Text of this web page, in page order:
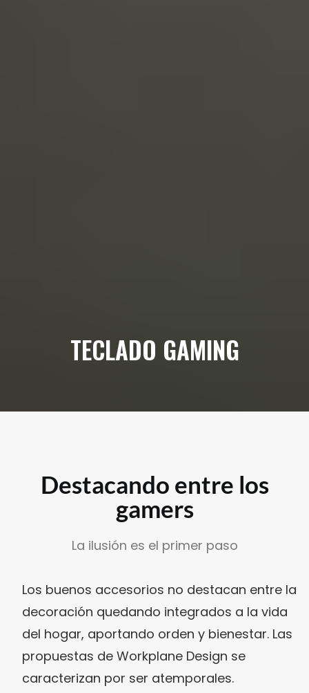
TECLADO GAMING
Destacando entre los
gamers
La ilusión es el primer paso
Los buenos accesorios no destacan entre la
decoración quedando integrados a la vida
del hogar, aportando orden y bienestar. Las
propuestas de Workplane Design se
caracterizan por ser atemporales.